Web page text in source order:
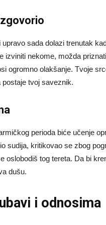
sada dolazi trenutak
izviniti nekome, možda
ogromno olakšanje. Tvoje
postaje tvoj saveznik.
perioda biće učenje
sudija, kritikovao se zbog
oslobodiš tog tereta. Da bi
dušu.
i odnosima